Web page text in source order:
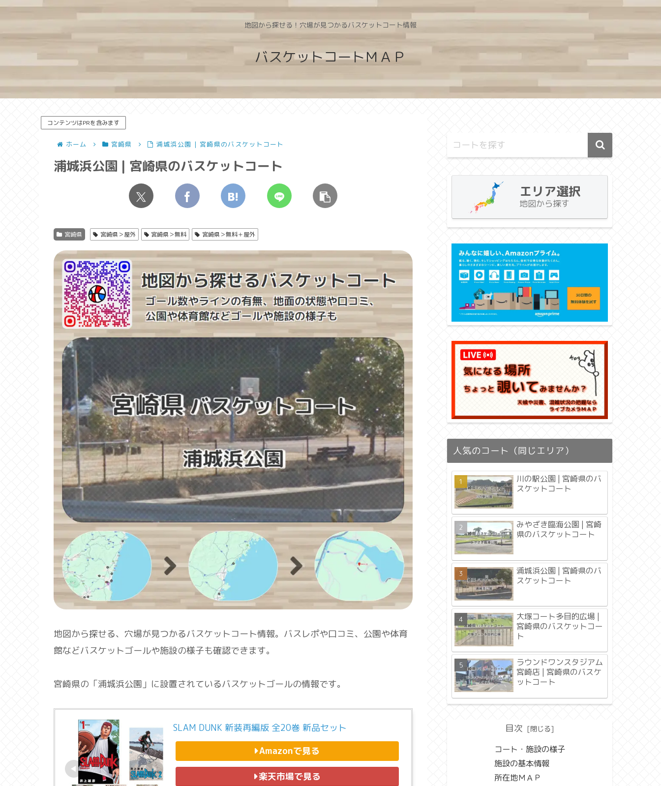
地図から探せる！穴場が見つかるバスケットコート情報
バスケットコートＭＡＰ
コンテンツはPRを含みます
ホーム 宮崎県 浦城浜公園 | 宮崎県のバスケットコート
浦城浜公園 | 宮崎県のバスケットコート
宮崎県 宮崎県＞屋外 宮崎県＞無料 宮崎県＞無料＋屋外
地図から探せる、穴場が見つかるバスケットコート情報。バスレポや口コミ、公園や体育
館などバスケットゴールや施設の様子も確認できます。
宮崎県の「浦城浜公園」に設置されているバスケットゴールの情報です。
SLAM DUNK 新装再編版 全20巻 新品セット
Amazonで見る
楽天市場で見る
エリア選択
地図から探す
人気のコート（同じエリア）
川の駅公園 | 宮崎県のバ
スケットコート
みやざき臨海公園 | 宮崎
県のバスケットコート
浦城浜公園 | 宮崎県のバ
スケットコート
大塚コート多目的広場 |
宮崎県のバスケットコー
ト
ラウンドワンスタジアム
宮崎店 | 宮崎県のバスケ
ットコート
目次
コート・施設の様子
施設の基本情報
所在地ＭＡＰ